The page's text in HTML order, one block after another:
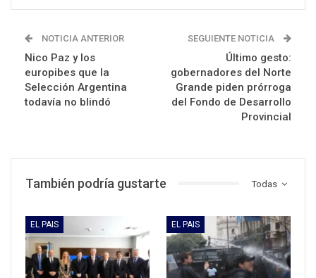
NOTICIA ANTERIOR
Nico Paz y los
europibes que la
Selección Argentina
todavía no blindó
SEGUIENTE NOTICIA
Último gesto:
gobernadores del Norte
Grande piden prórroga
del Fondo de Desarrollo
Provincial
Todas
También podría gustarte
EL PAIS EL PAIS